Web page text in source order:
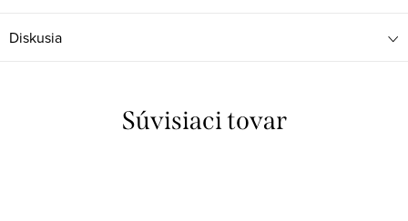
Diskusia
Súvisiaci tovar